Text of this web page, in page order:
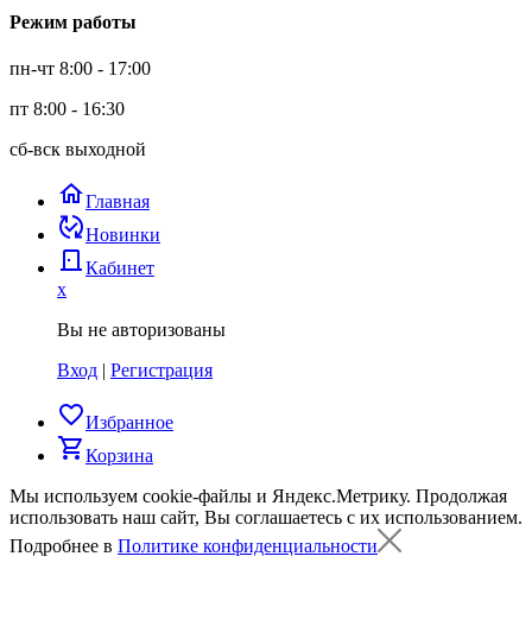
Режим работы
пн-чт 8:00 - 17:00
пт 8:00 - 16:30
сб-вск выходной
homeГлавная
published_with_changesНовинки
door_back Кабинет
x
Вы не авторизованы
Вход | Регистрация
favorite_borderИзбранное
shopping_cartКорзина
Мы используем cookie-файлы и Яндекс.Метрику. Продолжая
использовать наш сайт, Вы соглашаетесь с их использованием.
Подробнее в Политике конфиденциальности